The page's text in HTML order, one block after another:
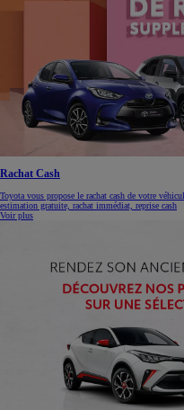
Rachat Cash
Toyota vous propose le rachat cash de votre
estimation gratuite, rachat immédiat, reprise cash
Voir plus